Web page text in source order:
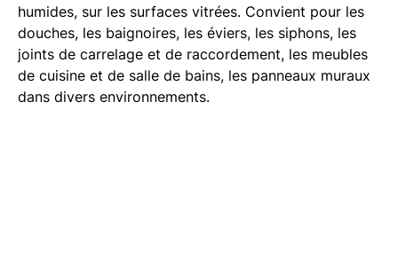
humides, sur les surfaces vitrées. Convient pour les
douches, les baignoires, les éviers, les siphons, les
joints de carrelage et de raccordement, les meubles
de cuisine et de salle de bains, les panneaux muraux
dans divers environnements.